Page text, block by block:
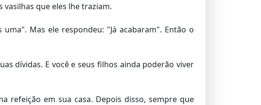
vasilhas que eles lhe traziam.
Mas ele respondeu: "Já acabaram". Então o
dívidas. E você e seus filhos ainda poderão viver
refeição em sua casa. Depois disso, sempre que